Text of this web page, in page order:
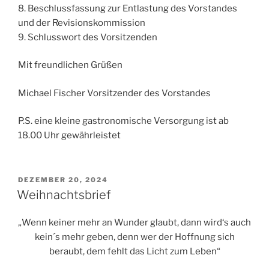
8. Beschlussfassung zur Entlastung des Vorstandes
und der Revisionskommission
9. Schlusswort des Vorsitzenden
Mit freundlichen Grüßen
Michael Fischer Vorsitzender des Vorstandes
P.S. eine kleine gastronomische Versorgung ist ab
18.00 Uhr gewährleistet
VERÖFFENTLICHT
AM
DEZEMBER 20, 2024
Weihnachtsbrief
„Wenn keiner mehr an Wunder glaubt, dann wird‘s auch
kein´s mehr geben, denn wer der Hoffnung sich
beraubt, dem fehlt das Licht zum Leben“